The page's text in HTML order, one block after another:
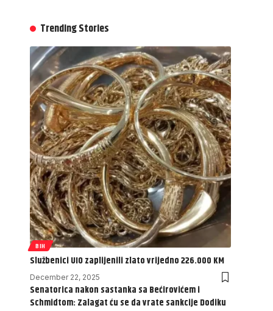
Trending Stories
BIH
Službenici UIO zaplijenili zlato vrijedno 226.000 KM
December 22, 2025
Senatorica nakon sastanka sa Bećirovićem i
Schmidtom: Zalagat ću se da vrate sankcije Dodiku